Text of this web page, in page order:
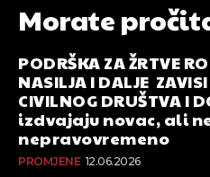
Morate
PODRŠKA ZA ŽRTVE
NASILJA I DALJE
CIVILNOG DRUŠTVA I
izdvajaju novac, ali
nepravovremeno
PROMJENE 12.06.2026